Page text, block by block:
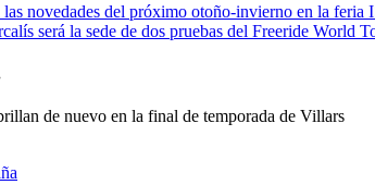
novedades del próximo otoño-invierno en la feria
será la sede de dos pruebas del Freeride World